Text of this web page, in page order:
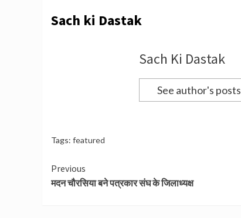
Sach ki Dastak
Sach Ki Dastak
See author's posts
Tags: featured
Continue
Reading
Previous
मदन चौरसिया बने पत्रकार संघ के जिलाध्यक्ष